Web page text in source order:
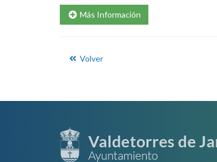
Más Información
Volver